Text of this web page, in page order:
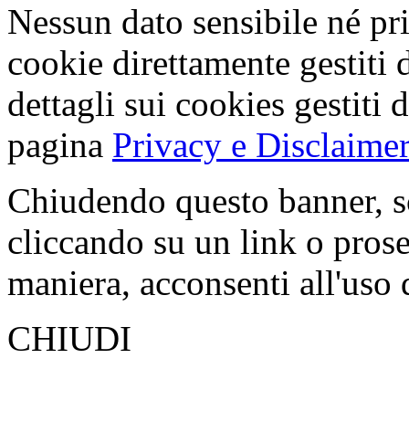
Nessun dato sensibile né
cookie direttamente gestiti
dettagli sui cookies gestiti
pagina Privacy e Disclaimer
Chiudendo questo banner,
cliccando su un link o
maniera, acconsenti all'uso
CHIUDI